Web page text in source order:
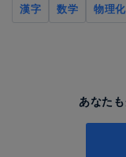
漢字
数学 物理
あなた